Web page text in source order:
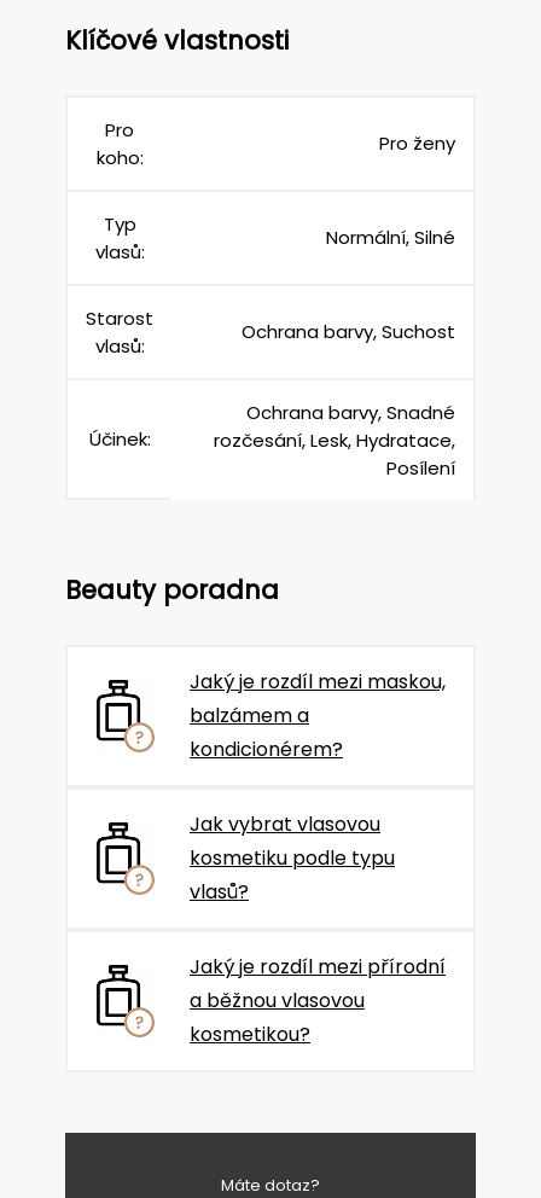
Klíčové vlastnosti
Pro
koho:
Pro ženy
Typ
vlasů:
Normální, Silné
Starost
vlasů:
Ochrana barvy, Suchost
Účinek:
Ochrana barvy, Snadné
rozčesání, Lesk, Hydratace,
Posílení
Beauty poradna
Jaký je rozdíl mezi maskou,
balzámem a
kondicionérem?
Jak vybrat vlasovou
kosmetiku podle typu
vlasů?
Jaký je rozdíl mezi přírodní
a běžnou vlasovou
kosmetikou?
Máte dotaz?